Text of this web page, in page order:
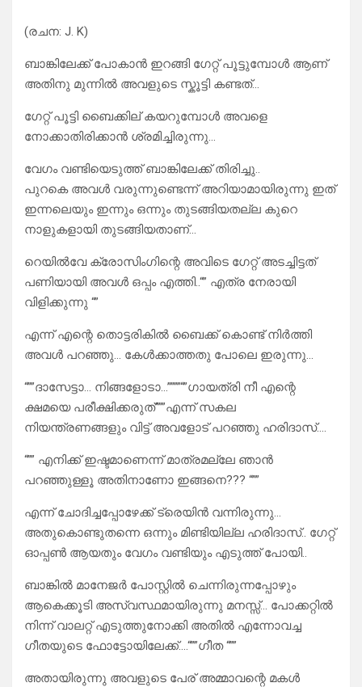
(രചന: J. K)
ബാങ്കിലേക്ക് പോകാൻ ഇറങ്ങി ഗേറ്റ് പൂട്ടുമ്പോൾ ആണ്
അതിനു മുന്നിൽ അവളുടെ സ്കൂട്ടി കണ്ടത്…
ഗേറ്റ് പൂട്ടി ബൈക്കില് കയറുമ്പോൾ അവളെ
നോക്കാതിരിക്കാൻ ശ്രമിച്ചിരുന്നു…
വേഗം വണ്ടിയെടുത്ത് ബാങ്കിലേക്ക് തിരിച്ചു..
പുറകെ അവൾ വരുന്നുണ്ടെന്ന് അറിയാമായിരുന്നു ഇത്
ഇന്നലെയും ഇന്നും ഒന്നും തുടങ്ങിയതല്ല കുറെ
നാളുകളായി തുടങ്ങിയതാണ്…
റെയിൽവേ ക്രോസിംഗിന്റെ അവിടെ ഗേറ്റ് അടച്ചിട്ടത്
പണിയായി അവൾ ഒപ്പം എത്തി..“” എത്ര നേരായി
വിളിക്കുന്നു “”
എന്ന് എന്റെ തൊട്ടരികിൽ ബൈക്ക് കൊണ്ട് നിർത്തി
അവൾ പറഞ്ഞു… കേൾക്കാത്തതു പോലെ ഇരുന്നു…
“””ദാസേട്ടാ… നിങ്ങളോടാ…””””“”ഗായത്രി നീ എന്റെ
ക്ഷമയെ പരീക്ഷിക്കരുത്”””എന്ന് സകല
നിയന്ത്രണങ്ങളും വിട്ട് അവളോട് പറഞ്ഞു ഹരിദാസ്….
“”” എനിക്ക് ഇഷ്ടമാണെന്ന് മാത്രമല്ലേ ഞാൻ
പറഞ്ഞുള്ളൂ അതിനാണോ ഇങ്ങനെ??? “””
എന്ന് ചോദിച്ചപ്പോഴേക്ക് ട്രെയിൻ വന്നിരുന്നു…
അതുകൊണ്ടുതന്നെ ഒന്നും മിണ്ടിയില്ല ഹരിദാസ്.. ഗേറ്റ്
ഓപ്പൺ ആയതും വേഗം വണ്ടിയും എടുത്ത് പോയി..
ബാങ്കിൽ മാനേജർ പോസ്റ്റിൽ ചെന്നിരുന്നപ്പോഴും
ആകെക്കൂടി അസ്വസ്ഥമായിരുന്നു മനസ്സ്… പോക്കറ്റിൽ
നിന്ന് വാലറ്റ് എടുത്തുനോക്കി അതിൽ എന്നോവച്ച
ഗീതയുടെ ഫോട്ടോയിലേക്ക്….“””ഗീത “””
അതായിരുന്നു അവളുടെ പേര് അമ്മാവന്റെ മകൾ